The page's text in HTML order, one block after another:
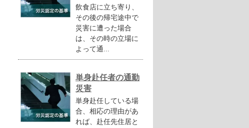
飲食店に立ち寄り、
その後の帰宅途中で
災害に遭った場合
は、その時の立場に
よって通...
単身赴任者の通勤
災害
単身赴任している場
合、相応の理由があ
れば、赴任先住居と